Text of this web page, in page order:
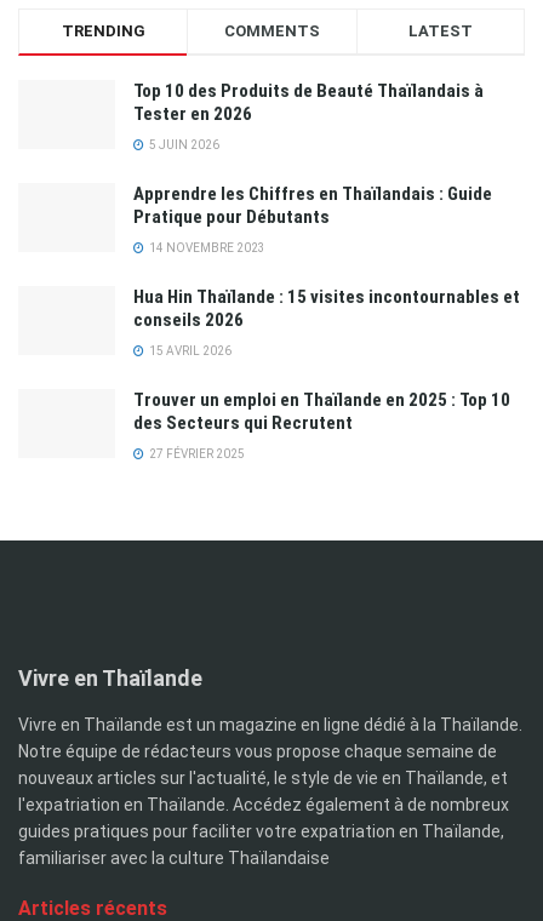
TRENDING COMMENTS LATEST
Top 10 des Produits de Beauté Thaïlandais à
Tester en 2026
5 JUIN 2026
Apprendre les Chiffres en Thaïlandais : Guide
Pratique pour Débutants
14 NOVEMBRE 2023
Hua Hin Thaïlande : 15 visites incontournables et
conseils 2026
15 AVRIL 2026
Trouver un emploi en Thaïlande en 2025 : Top 10
des Secteurs qui Recrutent
27 FÉVRIER 2025
Vivre en Thaïlande
Vivre en Thaïlande est un magazine en ligne dédié à la Thaïlande.
Notre équipe de rédacteurs vous propose chaque semaine de
nouveaux articles sur l'actualité, le style de vie en Thaïlande, et
l'expatriation en Thaïlande. Accédez également à de nombreux
guides pratiques pour faciliter votre expatriation en Thaïlande,
familiariser avec la culture Thaïlandaise
Articles récents